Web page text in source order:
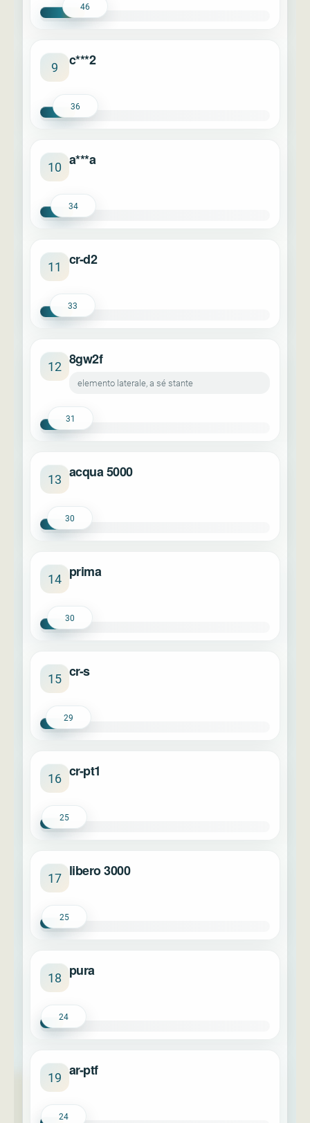
46
9 c***2
36
10 a***a
34
11 cr-d2
33
12 8gw2f
elemento laterale, a sé stante
31
13 acqua 5000
30
14 prima
30
15 cr-s
29
16 cr-pt1
25
17 libero 3000
25
18 pura
24
19 ar-ptf
24